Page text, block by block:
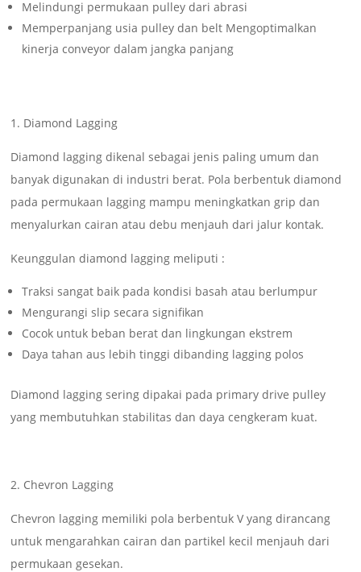
Melindungi permukaan pulley dari abrasi
Memperpanjang usia pulley dan belt Mengoptimalkan
kinerja conveyor dalam jangka panjang
1. Diamond Lagging
Diamond lagging dikenal sebagai jenis paling umum dan
banyak digunakan di industri berat. Pola berbentuk diamond
pada permukaan lagging mampu meningkatkan grip dan
menyalurkan cairan atau debu menjauh dari jalur kontak.
Keunggulan diamond lagging meliputi :
Traksi sangat baik pada kondisi basah atau berlumpur
Mengurangi slip secara signifikan
Cocok untuk beban berat dan lingkungan ekstrem
Daya tahan aus lebih tinggi dibanding lagging polos
Diamond lagging sering dipakai pada primary drive pulley
yang membutuhkan stabilitas dan daya cengkeram kuat.
2. Chevron Lagging
Chevron lagging memiliki pola berbentuk V yang dirancang
untuk mengarahkan cairan dan partikel kecil menjauh dari
permukaan gesekan.